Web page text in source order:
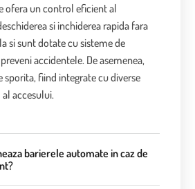
ofera un control eficient al
si inchiderea rapida fara
si sunt dotate cu sisteme de
accidentele. De asemenea,
sporita, fiind integrate cu diverse
accesului.
barierele automate in caz de